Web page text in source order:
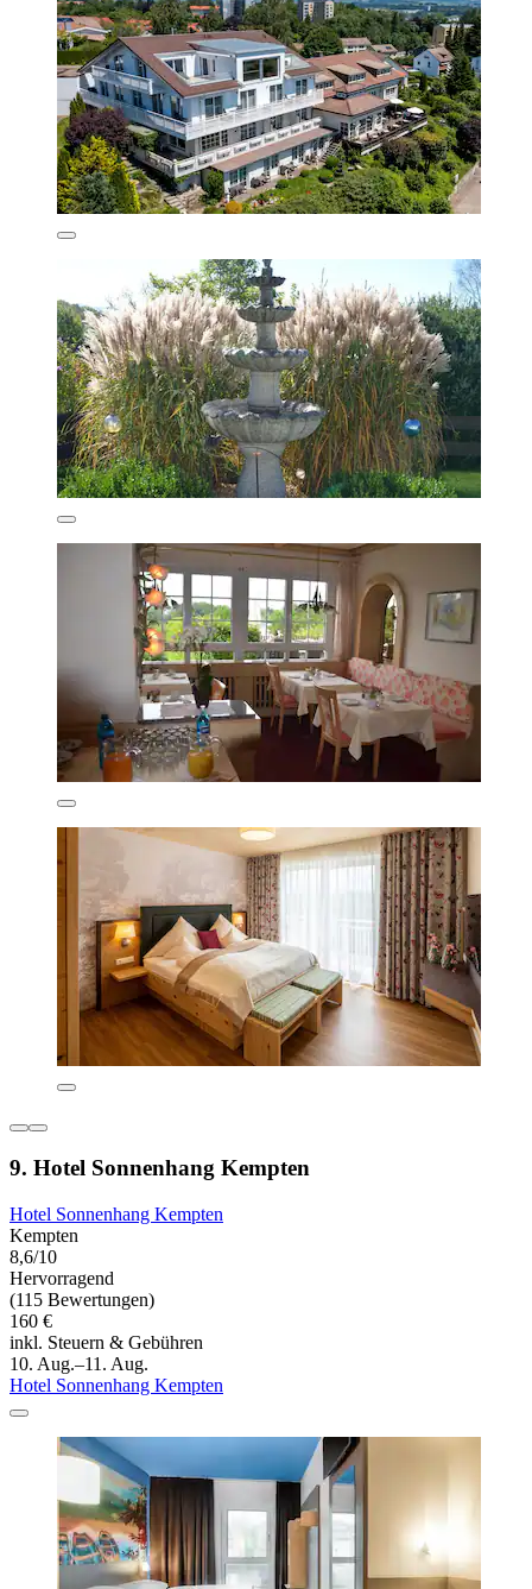
9. Hotel Sonnenhang Kempten
Hotel Sonnenhang Kempten
Kempten
8,6/10
Hervorragend
(115 Bewertungen)
160 €
inkl. Steuern & Gebühren
10. Aug.–11. Aug.
Hotel Sonnenhang Kempten